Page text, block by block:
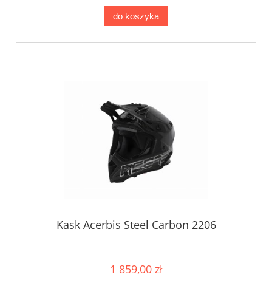
do koszyka
Kask Acerbis Steel Carbon 2206
1 859,00 zł